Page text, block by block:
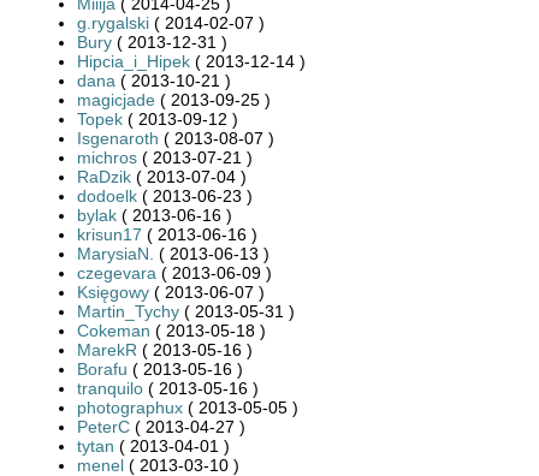
g.rygalski ( 2014-02-07 )
Bury ( 2013-12-31 )
Hipcia_i_Hipek ( 2013-12-14 )
dana ( 2013-10-21 )
magicjade ( 2013-09-25 )
Topek ( 2013-09-12 )
Isgenaroth ( 2013-08-07 )
michros ( 2013-07-21 )
RaDzik ( 2013-07-04 )
dodoelk ( 2013-06-23 )
bylak ( 2013-06-16 )
krisun17 ( 2013-06-16 )
MarysiaN. ( 2013-06-13 )
czegevara ( 2013-06-09 )
Księgowy ( 2013-06-07 )
Martin_Tychy ( 2013-05-31 )
Cokeman ( 2013-05-18 )
MarekR ( 2013-05-16 )
Borafu ( 2013-05-16 )
tranquilo ( 2013-05-16 )
photographux ( 2013-05-05 )
PeterC ( 2013-04-27 )
tytan ( 2013-04-01 )
menel ( 2013-03-10 )